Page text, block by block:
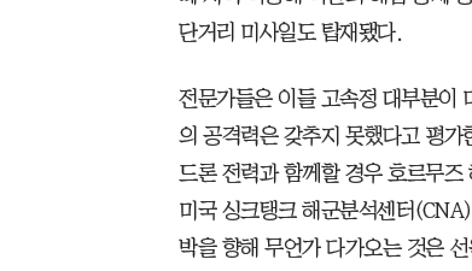
단거리 미사일도 탑재됐다.
전문가들은 이들 고속정 대부분이
의 공격력은 갖추지 못했다고 평
드론 전력과 함께할 경우 호르무
미국 싱크탱크 해군분석센터
박을 향해 무언가 다가오는 것은